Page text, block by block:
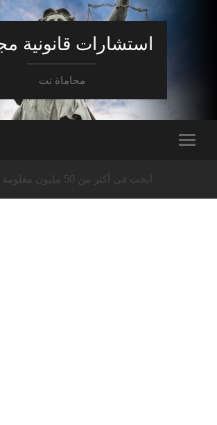
استشارات قانونية
محاماة نت
ابحث في أكثر من 50 مليون معلومة قانونية